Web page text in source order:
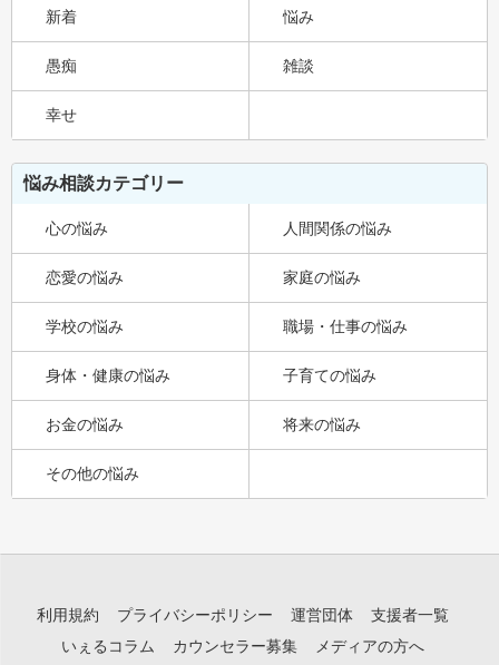
新着 悩み
愚痴 雑談
幸せ
悩み相談カテゴリー
心の悩み 人間関係の悩み
恋愛の悩み 家庭の悩み
学校の悩み 職場・仕事の悩み
身体・健康の悩み 子育ての悩み
お金の悩み 将来の悩み
その他の悩み
利用規約 プライバシーポリシー 運営団体
支援者一覧
いぇるコラム
カウンセラー募集 メディアの方へ